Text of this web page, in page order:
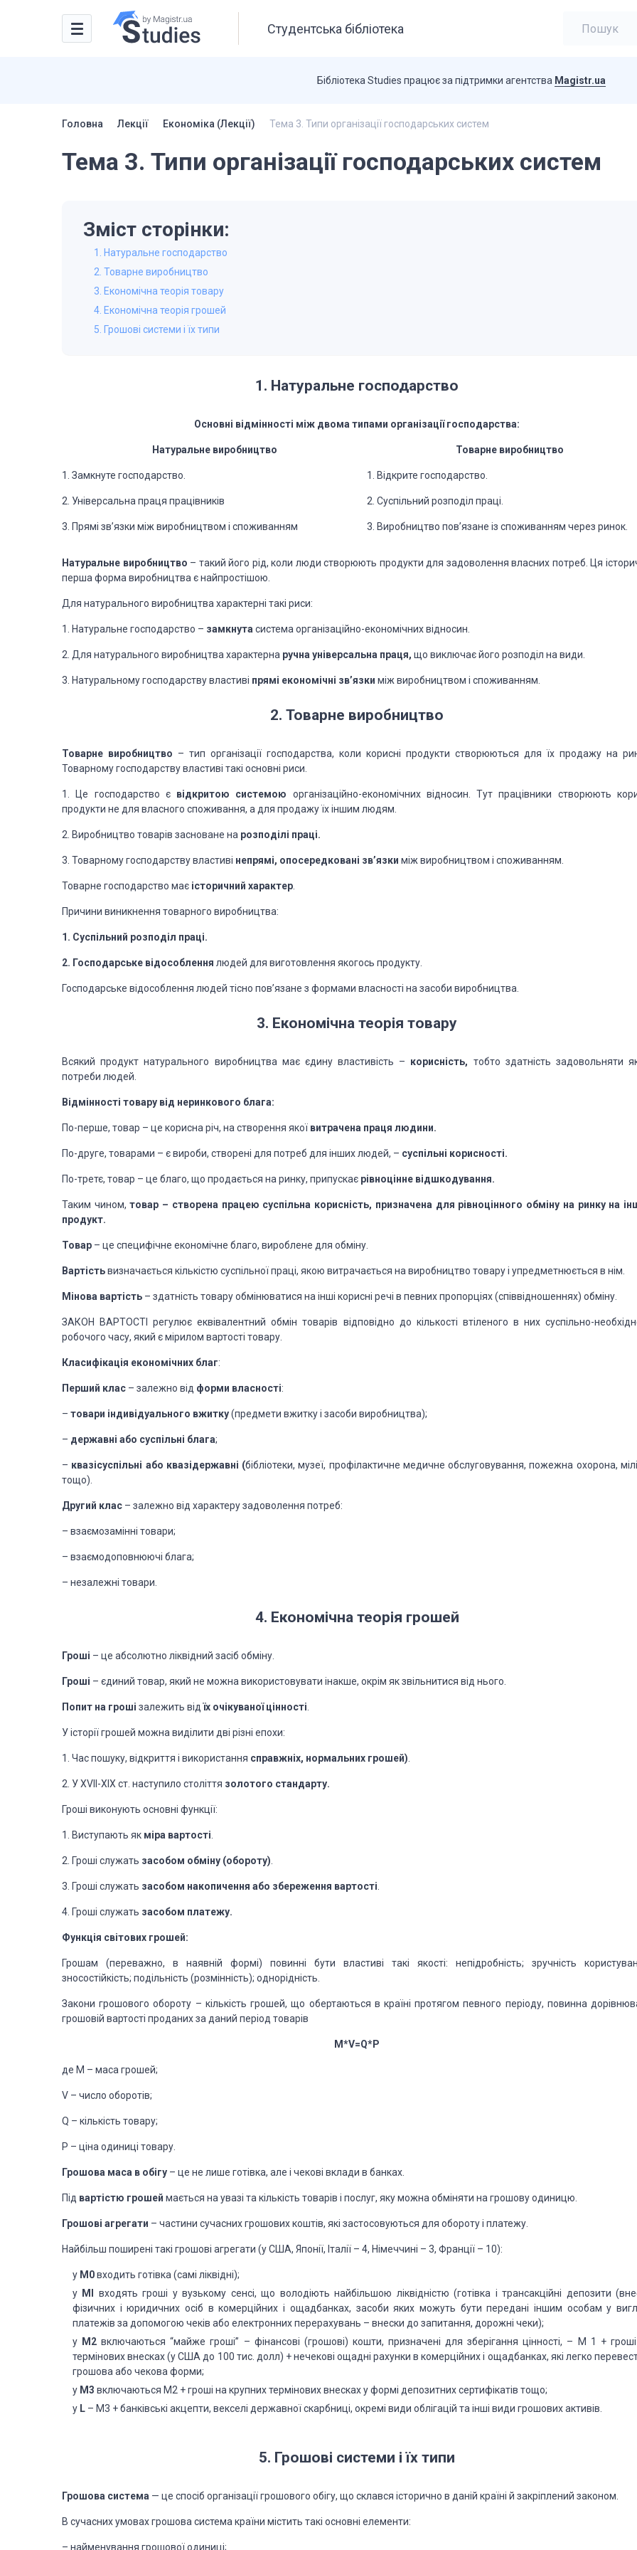
Студентська бібліотека
Бібліотека Studies працює за підтримки агентства Magistr.ua
Головна Лекції Економіка (Лекції) Тема 3. Типи організації господарських систем
Тема 3. Типи організації господарських систем
Зміст сторінки:
1. Натуральне господарство
2. Товарне виробництво
3. Економічна теорія товару
4. Економічна теорія грошей
5. Грошові системи і їх типи
1. Натуральне господарство
Основні відмінності між двома типами організації господарства:
Натуральне виробництво Товарне виробництво
1. Замкнуте господарство.
2. Універсальна праця працівників
3. Прямі зв’язки між виробництвом і споживанням
1. Відкрите господарство.
2. Суспільний розподіл праці.
3. Виробництво пов’язане із споживанням через ринок.
Натуральне виробництво – такий його рід, коли люди створюють продукти для задоволення власних потреб. Ця
перша форма виробництва є найпростішою.
Для натурального виробництва характерні такі риси:
1. Натуральне господарство – замкнута система організаційно-економічних відносин.
2. Для натурального виробництва характерна ручна універсальна праця, що виключає його розподіл на види.
3. Натуральному господарству властиві прямі економічні зв’язки між виробництвом і споживанням.
2. Товарне виробництво
Товарне виробництво – тип організації господарства, коли корисні продукти створюються для їх продажу на
Товарному господарству властиві такі основні риси.
1. Це господарство є відкритою системою організаційно-економічних відносин. Тут працівники створюють
продукти не для власного споживання, а для продажу їх іншим людям.
2. Виробництво товарів засноване на розподілі праці.
3. Товарному господарству властиві непрямі, опосередковані зв’язки між виробництвом і споживанням.
Товарне господарство має історичний характер
Причини виникнення товарного виробництва:
1. Суспільний розподіл праці.
2. Господарське відособлення людей для виготовлення якогось продукту.
Господарське відособлення людей тісно пов’язане з формами власності на засоби виробництва.
3. Економічна теорія товару
Всякий продукт натурального виробництва має єдину властивість – корисність, тобто здатність задовольняти
потреби людей.
Відмінності товару від неринкового блага:
По-перше, товар – це корисна річ, на створення якої витрачена праця людини.
По-друге, товарами – є вироби, створені для потреб для інших людей, – суспільні корисності.
По-третє, товар – це благо, що продається на ринку, припускає рівноцінне відшкодування.
Таким чином,товар – створена працею суспільна корисність, призначена для рівноцінного обміну на ринку на
продукт.
Товар – це специфічне економічне благо, вироблене для обміну.
Вартістьвизначається кількістю суспільної праці, якою витрачається на виробництво товару і упредметнюється в нім.
Мінова вартість – здатність товару обмінюватися на інші корисні речі в певних пропорціях (співвідношеннях) обміну.
ЗАКОН ВАРТОСТІ регулює еквівалентний обмін товарів відповідно до кількості втіленого в них суспільно-
робочого часу, який є мірилом вартості товару.
Класифікація економічних благ:
Перший клас – залежно від форми власності:
– товари індивідуального вжитку(предмети вжитку і засоби виробництва);
– державні або суспільні блага;
– квазісуспільні або квазідержавні (бібліотеки, музеї, профілактичне медичне обслуговування, пожежна охорона,
тощо).
Другий клас – залежно від характеру задоволення потреб:
– взаємозамінні товари;
– взаємодоповнюючі блага;
– незалежні товари.
4. Економічна теорія грошей
Гроші – це абсолютно ліквідний засіб обміну.
Гроші – єдиний товар, який не можна використовувати інакше, окрім як звільнитися від нього.
Попит на гроші залежить відїх очікуваної цінності
У історії грошей можна виділити дві різні епохи:
1. Час пошуку, відкриття і використання справжніх, нормальних грошей)
2. У XVII-XIX ст. наступило століття золотого стандарту.
Гроші виконують основні функції:
1. Виступають як міра вартості
2. Гроші служать засобом обміну (обороту)
3. Гроші служать засобом накопичення або збереження вартості
4. Гроші служать засобом платежу.
Функція світових грошей:
Грошам (переважно, в наявній формі) повинні бути властиві такі якості: непідробність; зручність
зносостійкість; подільність (розмінність); однорідність.
Закони грошового обороту – кількість грошей, що обертаються в країні протягом певного періоду, повинна
грошовій вартості проданих за даний період товарів
M*V=Q*P
де М – маса грошей;
V – число оборотів;
Q – кількість товару;
Р – ціна одиниці товару.
Грошова маса в обігу – це не лише готівка, але і чекові вклади в банках.
Під вартістю грошей мається на увазі та кількість товарів і послуг, яку можна обміняти на грошову одиницю.
Грошові агрегати – частини сучасних грошових коштів, які застосовуються для обороту і платежу.
Найбільш поширені такі грошові агрегати (у США, Японії, Італії – 4, Німеччині – 3, Франції – 10):
у M0входить готівка (самі ліквідні);
у Ml входять гроші у вузькому сенсі, що володіють найбільшою ліквідністю (готівка і трансакційні депозити
фізичних і юридичних осіб в комерційних і ощадбанках, засоби яких можуть бути передані іншим особам у
платежів за допомогою чеків або електронних перерахувань – внески до запитання, дорожні чеки);
у M2включаються “майже гроші” – фінансові (грошові) кошти, призначені для зберігання цінності, – М 1 +
термінових внесках (у США до 100 тис. долл) + нечекові ощадні рахунки в комерційних і ощадбанках, які легко
грошова або чекова форми;
у M3 включаються М2 + гроші на крупних термінових внесках у формі депозитних сертифікатів тощо;
у L – М3 + банківські акцепти, векселі державної скарбниці, окремі види облігацій та інші види грошових активів.
5. Грошові системи і їх типи
Грошова система — це спосіб організації грошового обігу, що склався історично в даній країні й закріплений законом.
В сучасних умовах гро­шова система країни містить такі основні елементи:
– найменування грошової одиниці;